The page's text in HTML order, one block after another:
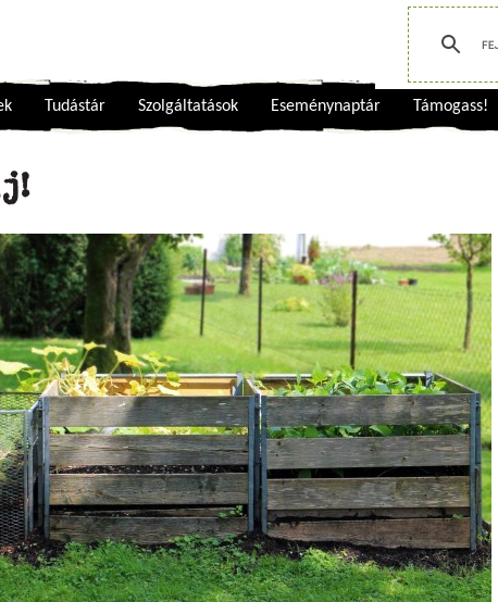
Tudástár Szolgáltatások Eseménynaptár Támogass!